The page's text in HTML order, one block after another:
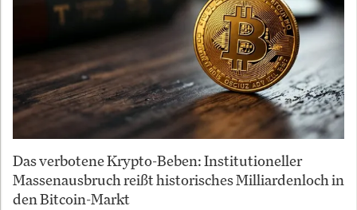
Das verbotene Krypto-Beben: Institutioneller
Massenausbruch reißt historisches Milliardenloch in
den Bitcoin-Markt